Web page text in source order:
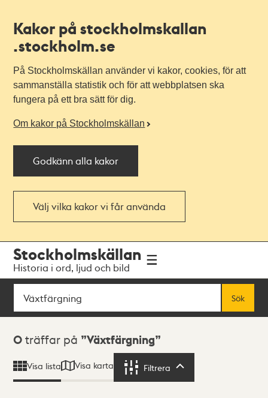
Kakor på stockholmskallan
.stockholm.se
På Stockholmskällan använder vi kakor, cookies, för att
sammanställa statistik och för att webbplatsen ska
fungera på ett bra sätt för dig.
Om kakor på Stockholmskällan
Godkänn alla kakor
Välj vilka kakor vi får använda
navigationen
huvudinnehållet
Stockholmskällan
Historia i ord, ljud och bild
Sök
Sök
Sökresultat
0 träffar på Växtfärgning
Visa lista Visa karta Filtrera